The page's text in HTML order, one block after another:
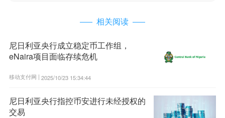
相关阅读
尼日利亚央行成立稳定币工作组，
eNaira项目面临存续危机
移动支付网 | 2025/10/23 15:34:44
尼日利亚央行指控币安进行未经授权的
交易